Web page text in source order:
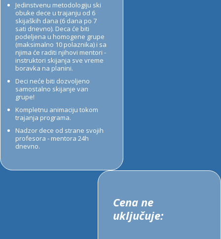
Jedinstvenu metodologiju ski
obuke dece u trajanju od 6
skijaških dana (6 dana po 7
sati dnevno). Deca će biti
podeljena u homogene grupe
(maksimalno 10 polaznika) i sa
njima će raditi njihovi mentori -
instruktori skijanja sve vreme
boravka na planini.
Deci neće biti dozvoljeno
samostalno skijanje van
grupe!
Kompletnu animaciju tokom
trajanja programa.
Nadzor dece od strane svojih
profesora - mentora 24h
dnevno.
Cena ne
uključuje: